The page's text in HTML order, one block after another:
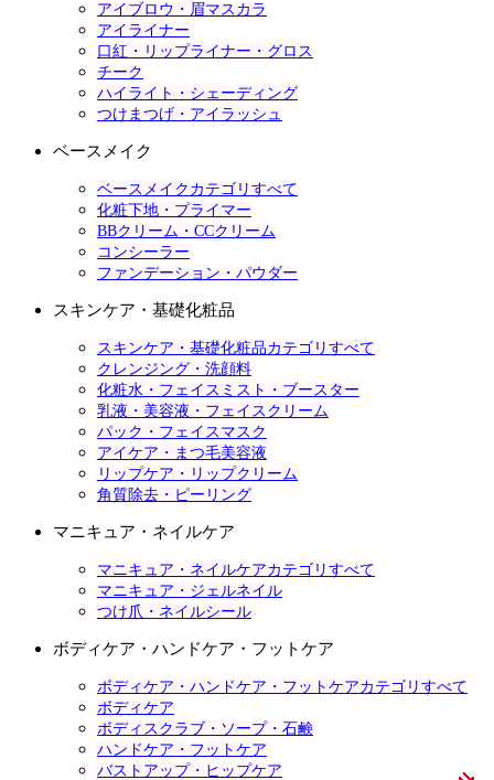
アイブロウ・眉マスカラ
アイライナー
口紅・リップライナー・グロス
チーク
ハイライト・シェーディング
つけまつげ・アイラッシュ
ベースメイク
ベースメイクカテゴリすべて
化粧下地・プライマー
BBクリーム・CCクリーム
コンシーラー
ファンデーション・パウダー
スキンケア・基礎化粧品
スキンケア・基礎化粧品カテゴリすべて
クレンジング・洗顔料
化粧水・フェイスミスト・ブースター
乳液・美容液・フェイスクリーム
パック・フェイスマスク
アイケア・まつ毛美容液
リップケア・リップクリーム
角質除去・ピーリング
マニキュア・ネイルケア
マニキュア・ネイルケアカテゴリすべて
マニキュア・ジェルネイル
つけ爪・ネイルシール
ボディケア・ハンドケア・フットケア
ボディケア・ハンドケア・フットケアカテゴリすべて
ボディケア
ボディスクラブ・ソープ・石鹸
ハンドケア・フットケア
バストアップ・ヒップケア